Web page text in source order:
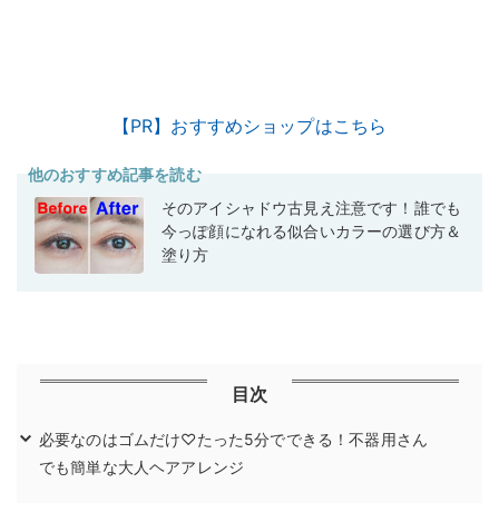
【PR】おすすめショップはこちら
他のおすすめ記事を読む
そのアイシャドウ古見え注意です！誰でも
今っぽ顔になれる似合いカラーの選び方＆
塗り方
目次
必要なのはゴムだけ♡たった5分でできる！不器用さん
でも簡単な大人ヘアアレンジ